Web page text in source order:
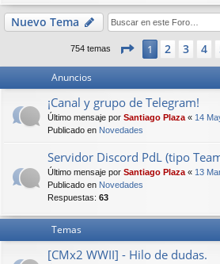
Nuevo Tema
754 temas Página de 26
1 2 3 4
Anuncios
¡Canal y grupo de Telegram!
Último mensaje por Santiago Plaza « 14
Publicado en Novedades
Servidor Discord PdL (tipo
Último mensaje por Santiago Plaza « 13
Publicado en Novedades
Respuestas: 63
Temas
[CMx2 WWII] - Hilo de dudas.